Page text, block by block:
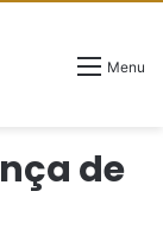
Menu
de